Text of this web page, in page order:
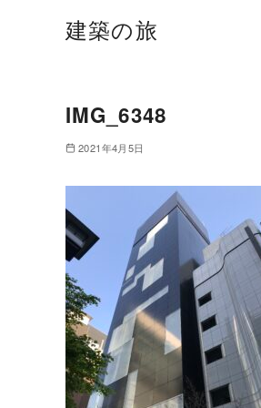
建築の旅
IMG_6348
2021年4月5日